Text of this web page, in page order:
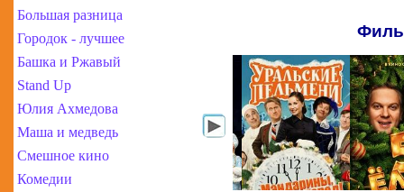
Большая разница
Городок - лучшее
Башка и Ржавый
Stand Up
Юлия Ахмедова
Маша и медведь
Смешное кино
Комедии